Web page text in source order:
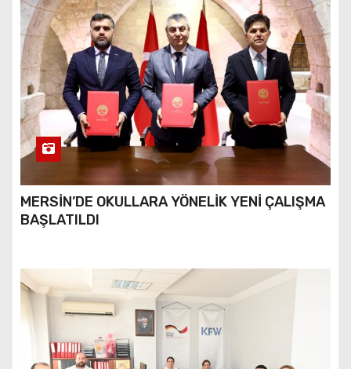
MERSİN’DE OKULLARA YÖNELİK YENİ ÇALIŞMA
BAŞLATILDI